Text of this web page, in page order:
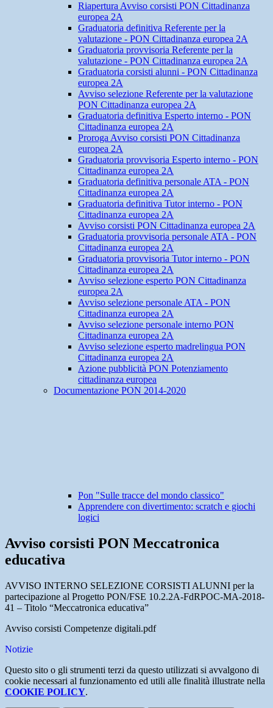
Riapertura Avviso corsisti PON Cittadinanza
europea 2A
Graduatoria definitiva Referente per la
valutazione - PON Cittadinanza europea 2A
Graduatoria provvisoria Referente per la
valutazione - PON Cittadinanza europea 2A
Graduatoria corsisti alunni - PON Cittadinanza
europea 2A
Avviso selezione Referente per la valutazione
PON Cittadinanza europea 2A
Graduatoria definitiva Esperto interno - PON
Cittadinanza europea 2A
Proroga Avviso corsisti PON Cittadinanza
europea 2A
Graduatoria provvisoria Esperto interno - PON
Cittadinanza europea 2A
Graduatoria definitiva personale ATA - PON
Cittadinanza europea 2A
Graduatoria definitiva Tutor interno - PON
Cittadinanza europea 2A
Avviso corsisti PON Cittadinanza europea 2A
Graduatoria provvisoria personale ATA - PON
Cittadinanza europea 2A
Graduatoria provvisoria Tutor interno - PON
Cittadinanza europea 2A
Avviso selezione esperto PON Cittadinanza
europea 2A
Avviso selezione personale ATA - PON
Cittadinanza europea 2A
Avviso selezione personale interno PON
Cittadinanza europea 2A
Avviso selezione esperto madrelingua PON
Cittadinanza europea 2A
Azione pubblicità PON Potenziamento
cittadinanza europea
Documentazione PON 2014-2020
Pon "Sulle tracce del mondo classico"
Apprendere con divertimento: scratch e giochi
logici
Avviso corsisti PON Meccatronica
educativa
AVVISO INTERNO SELEZIONE CORSISTI ALUNNI per la
partecipazione al Progetto PON/FSE 10.2.2A-FdRPOC-MA-2018-
41 – Titolo “Meccatronica educativa”
Avviso corsisti Competenze digitali.pdf
Notizie
Questo sito o gli strumenti terzi da questo utilizzati si avvalgono di
cookie necessari al funzionamento ed utili alle finalità illustrate nella
COOKIE POLICY.